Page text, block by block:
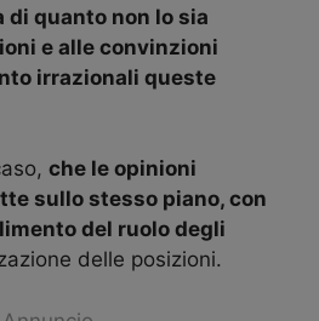
di quanto non lo sia
e alle convinzioni
irrazionali queste
che le opinioni
sullo stesso piano, con
del ruolo degli
delle posizioni.